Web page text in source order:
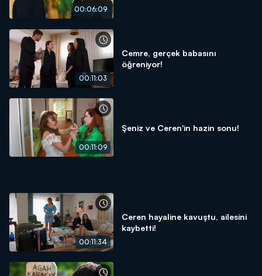
00:06:09
00:11:03
Cemre, gerçek babasını
öğreniyor!
00:11:09
Şeniz ve Ceren'in hazin sonu!
00:11:34
Ceren hayaline kavuştu, ailesini
kaybetti!